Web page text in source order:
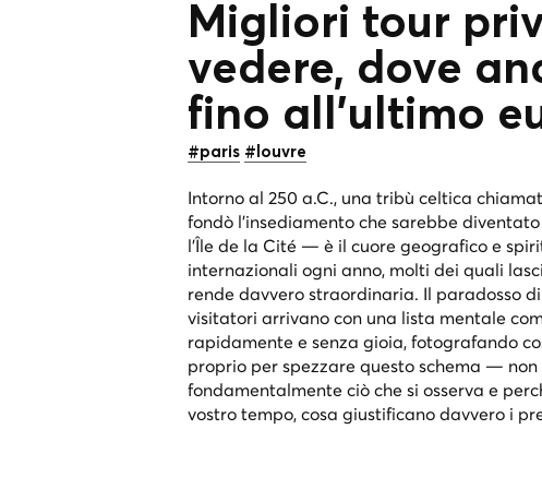
Migliori tour
vedere, dove
fino all'ultimo
#paris #louvre
Intorno al 250 a.C., una tribù celtica
fondò l'insediamento che sarebbe
l'Île de la Cité — è il cuore geografico e
internazionali ogni anno, molti dei quali
rende davvero straordinaria. Il paradosso
visitatori arrivano con una lista mentale
rapidamente e senza gioia, fotografando
proprio per spezzare questo schema —
fondamentalmente ciò che si osserva e
vostro tempo, cosa giustificano davvero i